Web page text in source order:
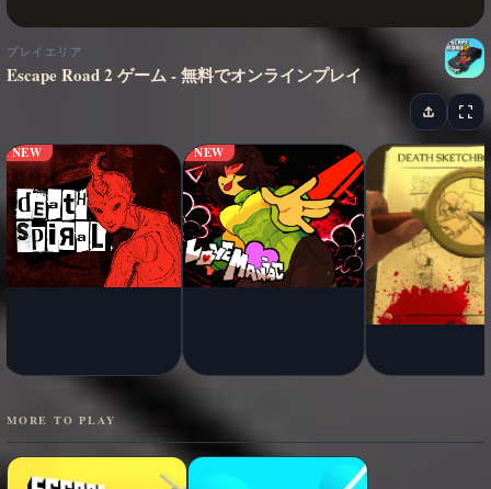
プレイエリア
Escape Road 2 ゲーム - 無料でオンラインプレイ
NEW NEW
MORE TO PLAY